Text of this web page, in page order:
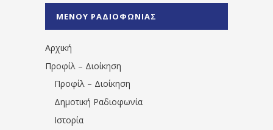
1531194763766854/" artist="" ]
ΜΕΝΟΥ ΡΑΔΙΟΦΩΝΙΑΣ
Αρχική
Προφίλ – Διοίκηση
Προφίλ – Διοίκηση
Δημοτική Ραδιοφωνία
Ιστορία